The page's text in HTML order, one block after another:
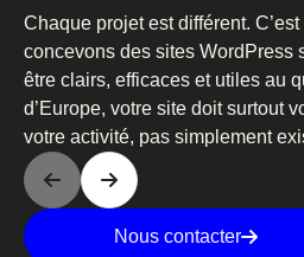
Chaque projet est différent.
concevons des sites WordPress
être clairs, efficaces et utiles au
d’Europe, votre site doit surtout
votre activité, pas simplement
Nous contacter